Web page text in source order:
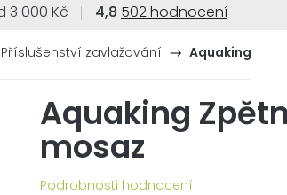
3 000 Kč 4,8 Průměrné
obchodu
z
5
hvězdiček.
502 hodnocení
Příslušenství zavlažování
Aquaking
Aquaking
mosaz
Průměrné
Podrobnosti hodnocení